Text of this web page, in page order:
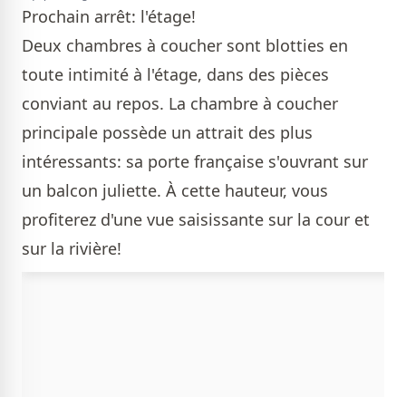
Prochain arrêt: l'étage!
Deux chambres à coucher sont blotties en
toute intimité à l'étage, dans des pièces
conviant au repos. La chambre à coucher
principale possède un attrait des plus
intéressants: sa porte française s'ouvrant sur
un balcon juliette. À cette hauteur, vous
profiterez d'une vue saisissante sur la cour et
sur la rivière!